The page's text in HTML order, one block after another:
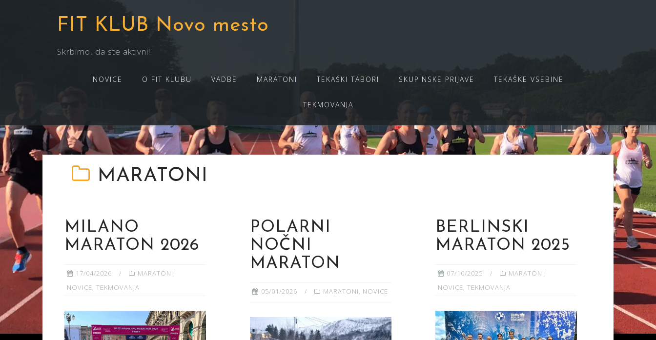
FIT KLUB Novo mesto
Skrbimo, da ste aktivni!
NOVICE O FIT KLUBU VADBE MARATONI TEKAŠKI TABORI SKUPINSKE PRIJAVE TEKAŠKE VSEBINE
TEKMOVANJA
MARATONI
MILANO
MARATON 2026
17/04/2026 MARATONI,
NOVICE, TEKMOVANJA
POLARNI
NOČNI
MARATON
05/01/2026 MARATONI, NOVICE
BERLINSKI
MARATON 2025
07/10/2025 MARATONI,
NOVICE, TEKMOVANJA